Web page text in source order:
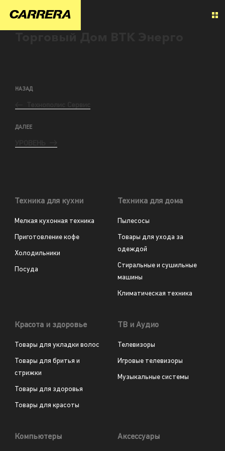
НАЗАД
ДАЛЕЕ
Техника для кухни
Мелкая кухонная техника
Приготовление кофе
Холодильники
Посуда
Техника для дома
Пылесосы
Товары для ухода за
одеждой
Стиральные и сушильные
машины
Климатическая техника
Красота и здоровье
Товары для укладки волос
Товары для бритья и
стрижки
Товары для здоровья
Товары для красоты
ТВ и Аудио
Телевизоры
Игровые телевизоры
Музыкальные системы
Компьютеры Аксессуары